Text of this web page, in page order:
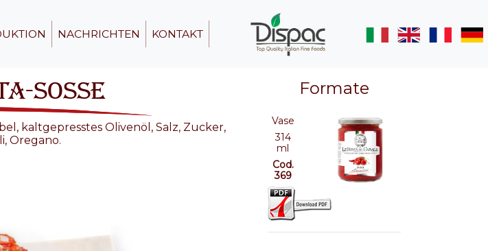
NACHRICHTEN KONTAKT
SOSSE
kaltgepresstes Olivenöl, Salz, Zucker,
Oregano.
Formate
Vase
314
ml
Cod.
369